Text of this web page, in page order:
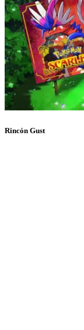
Rincón Gust